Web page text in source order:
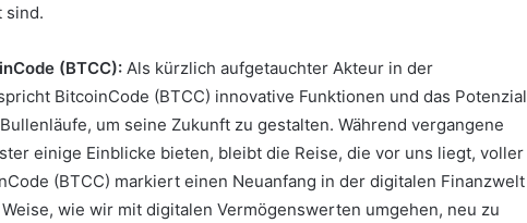
sind.
(BTCC): Als kürzlich aufgetauchter Akteur in der
BitcoinCode (BTCC) innovative Funktionen und das Potenzial
um seine Zukunft zu gestalten. Während vergangene
einige Einblicke bieten, bleibt die Reise, die vor uns liegt, voller
(BTCC) markiert einen Neuanfang in der digitalen Finanzwelt
wie wir mit digitalen Vermögenswerten umgehen, neu zu